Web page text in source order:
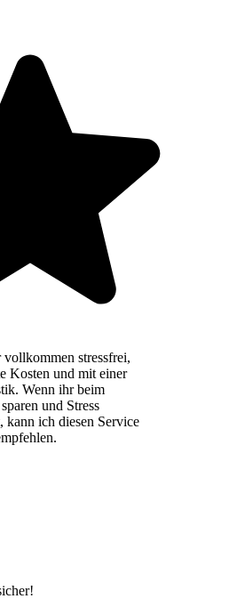
stressfrei,
Kosten und mit einer
Wenn ihr beim
und Stress
kann ich diesen Service